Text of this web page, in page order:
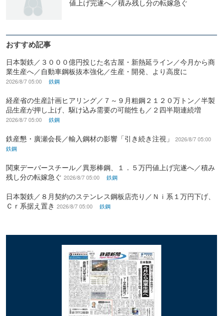
値上げ完遂へ／積み残し分の転嫁急ぐ
おすすめ記事
日本製鉄／３０００億円投じた名古屋・新熱延ライン／今月から商
業生産へ／自動車鋼板抜本強化／生産・開発、より高度に
2026/8/7 05:00 鉄鋼
経産省の生産計画ヒアリング／７～９月粗鋼２１２０万トン／半製
品生産が押し上げ、駆け込み需要の可能性も／２四半期連続増
2026/8/7 05:00 鉄鋼
鉄産懇・廣瀬会長／輸入鋼材の影響「引き続き注視」
2026/8/7 05:00
鉄鋼
関東デーバースチール／異形棒鋼、１．５万円値上げ完遂へ／積み
残し分の転嫁急ぐ 2026/8/7 05:00 鉄鋼
日本製鉄／８月契約のステンレス鋼板店売り／Ｎｉ系１万円下げ、
Ｃｒ系据え置き 2026/8/7 05:00 鉄鋼